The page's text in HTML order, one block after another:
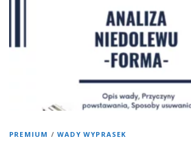
PREMIUM /WADY WYPRASEK